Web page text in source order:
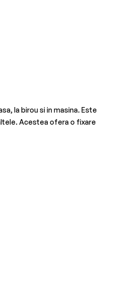
la birou si in masina. Este
Acestea ofera o fixare